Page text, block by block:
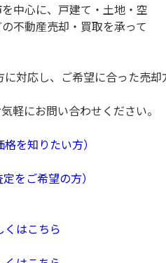
中心に、戸建て・土地・空
不動産売却・買取を承って
対応し、ご希望に合った売
軽にお問い合わせください。
を知りたい方）
をご希望の方）
はこちら